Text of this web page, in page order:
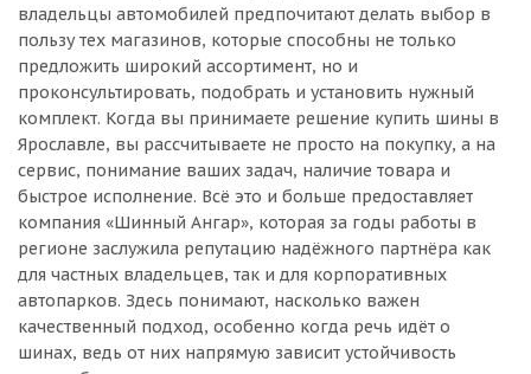
владельцы автомобилей предпочитают делать выбор в
пользу тех магазинов, которые способны не только
предложить широкий ассортимент, но и
проконсультировать, подобрать и установить нужный
комплект. Когда вы принимаете решение купить шины в
Ярославле, вы рассчитываете не просто на покупку, а на
сервис, понимание ваших задач, наличие товара и
быстрое исполнение. Всё это и больше предоставляет
компания «Шинный Ангар», которая за годы работы в
регионе заслужила репутацию надёжного партнёра как
для частных владельцев, так и для корпоративных
автопарков. Здесь понимают, насколько важен
качественный подход, особенно когда речь идёт о
шинах, ведь от них напрямую зависит устойчивость